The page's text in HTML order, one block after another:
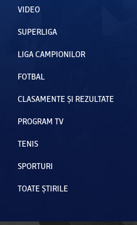
VIDEO
SUPERLIGA
LIGA CAMPIONILOR
FOTBAL
CLASAMENTE ȘI REZULTATE
PROGRAM TV
TENIS
SPORTURI
TOATE ȘTIRILE